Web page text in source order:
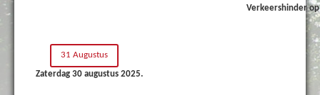
Verkeershinder
31 Augustus
Zaterdag 30 augustus 2025.